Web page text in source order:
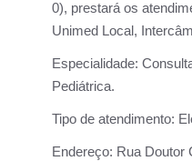
0), prestará os
Unimed Local,
Especialidade:
Pediátrica.
Tipo de atendimento:
Endereço: Rua Doutor